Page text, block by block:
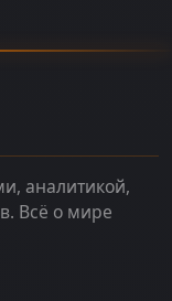
аналитикой,
Всё о мире